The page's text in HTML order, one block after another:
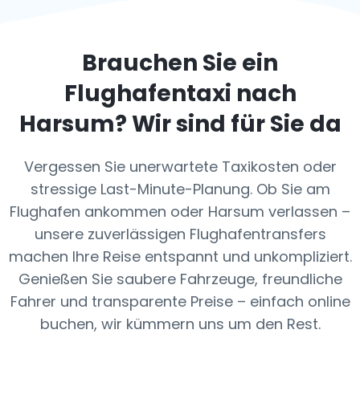
Brauchen Sie ein
Flughafentaxi nach
Harsum? Wir sind für Sie da
Vergessen Sie unerwartete Taxikosten oder
stressige Last-Minute-Planung. Ob Sie am
Flughafen ankommen oder Harsum verlassen –
unsere zuverlässigen Flughafentransfers
machen Ihre Reise entspannt und unkompliziert.
Genießen Sie saubere Fahrzeuge, freundliche
Fahrer und transparente Preise – einfach online
buchen, wir kümmern uns um den Rest.